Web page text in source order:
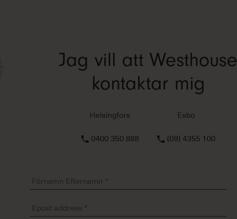
Jag vill att Westhouse
kontaktar mig
Helsingfors
0400 350 888
Esbo
(09) 4355 100
Efternamn *
address *